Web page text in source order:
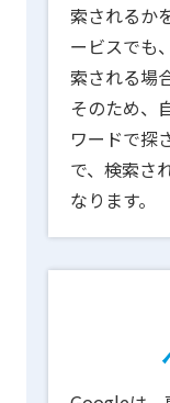
索されるか
ービスでも
索される場
そのため、
ワードで探
で、検索さ
なります。